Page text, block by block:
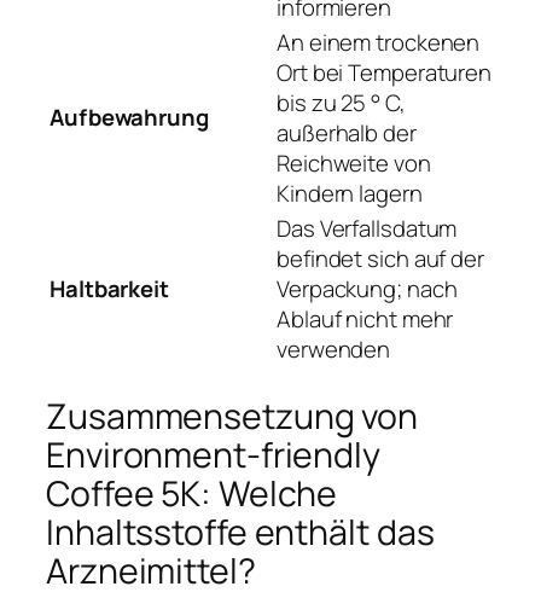
informieren
Aufbewahrung
An einem trockenen
Ort bei Temperaturen
bis zu 25 ° C,
außerhalb der
Reichweite von
Kindern lagern
Haltbarkeit
Das Verfallsdatum
befindet sich auf der
Verpackung; nach
Ablauf nicht mehr
verwenden
Zusammensetzung von
Environment-friendly
Coffee 5K: Welche
Inhaltsstoffe enthält das
Arzneimittel?